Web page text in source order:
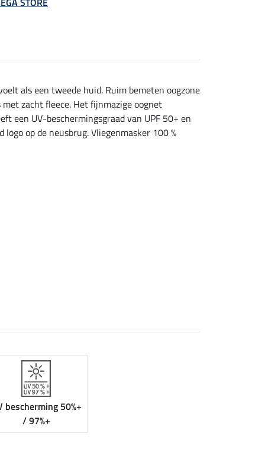
als een tweede huid. Ruim bemeten oogzone
zacht fleece. Het fijnmazige oognet
een UV-beschermingsgraad van UPF 50+ en
op de neusbrug. Vliegenmasker 100 %
bescherming 50%+
/ 97%+